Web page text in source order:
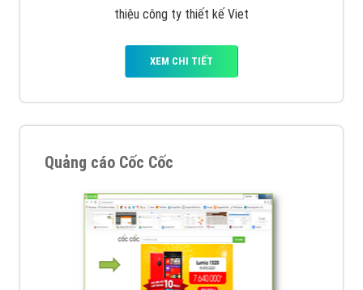
Tìm công ty thiết kế website uy tín, chuyên nghiệp tại
Hà Nội là rất khó cho khách hàng. VietAds xin giới
thiệu công ty thiết kế Viet
XEM CHI TIẾT